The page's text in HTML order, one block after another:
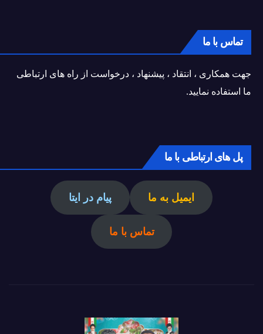
تماس با ما
جهت همکاری ، انتقاد ، پیشنهاد ، درخواست از راه های ارتباطی
ما استفاده نمایید.
پل های ارتباطی با ما
ایمیل به ما پیام در ایتا
تماس با ما